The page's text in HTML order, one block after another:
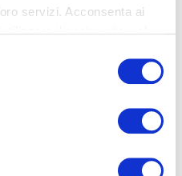
servizi. Acconsenta ai